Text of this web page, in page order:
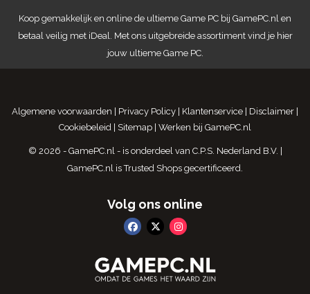
Koop gemakkelijk en online de ultieme Game PC bij GamePC.nl en
betaal veilig met iDeal. Met ons uitgebreide assortiment vind je hier
jouw ultieme Game PC.
Algemene voorwaarden Privacy Policy Klantenservice Disclaimer
Cookiebeleid
Sitemap Werken bij GamePC.nl
© 2026 - GamePC.nl - is onderdeel van C.P.S. Nederland B.V.
GamePC.nl isTrusted Shops gecertificeerd.
Volg ons online